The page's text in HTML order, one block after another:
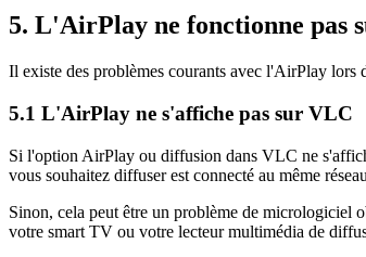
5. L'AirPlay ne fonctionne pas
Il existe des problèmes courants avec l'AirPlay
5.1 L'AirPlay ne s'affiche pas sur VLC
Si l'option AirPlay ou diffusion dans VLC ne
vous souhaitez diffuser est connecté au même
Sinon, cela peut être un problème de micrologiciel
votre smart TV ou votre lecteur multimédia de